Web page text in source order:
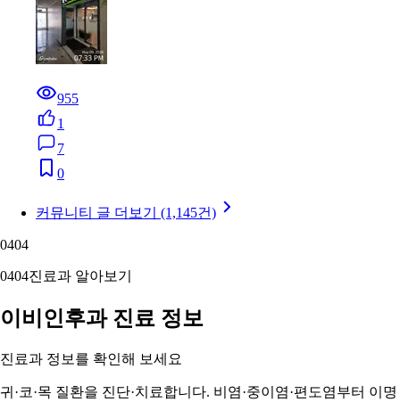
955
1
7
0
커뮤니티 글 더보기 (1,145건)
0404
0404진료과 알아보기
이비인후과 진료 정보
진료과 정보를 확인해 보세요
귀·코·목 질환을 진단·치료합니다. 비염·중이염·편도염부터 이명